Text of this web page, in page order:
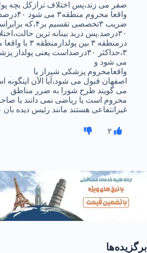
واقعا محروم
ضریب ۳تخصصی تقسیم
۳۰درصد.پس دربد بینانه ترین
درمنطقه ۳ بین
۳،حداکثر ۳۰درصداست یعنی
می شود و
واقعامحروم پزشکی شیراز یا
اصفهان قبول می شود،آیا الآن اینگونه
می گویند طرح شورا به ضرر مناطق
محروم است یا ریاضی نمی دانند یا
غیرانتفاعی هستند مانند رئیس دیده
۲
برگزیده‌ها